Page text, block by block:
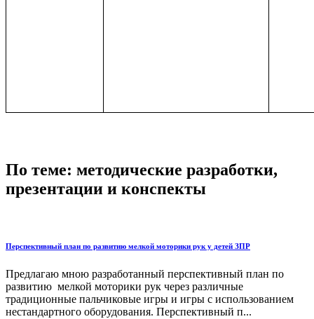
По теме: методические разработки,
презентации и конспекты
Перспективный план по развитию мелкой моторики рук у детей ЗПР
Предлагаю мною разработанный перспективный план по
развитию мелкой моторики рук через различные
традиционные пальчиковые игры и игры с использованием
нестандартного оборудования. Перспективный п...